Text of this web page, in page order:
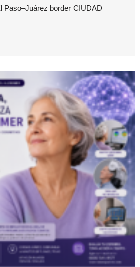
Paso–Juárez border CIUDAD